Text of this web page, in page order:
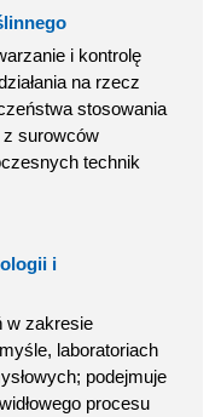
i kontrolę
na rzecz
stosowania
z surowców
technik
i
w zakresie
laboratoriach
podejmuje
procesu